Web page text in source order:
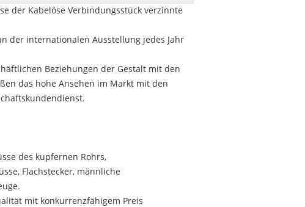
der Kabelöse Verbindungsstück verzinnte
der internationalen Ausstellung jedes Jahr
Beziehungen der Gestalt mit den
das hohe Ansehen im Markt mit den
des kupfernen Rohrs,
Flachstecker, männliche
mit konkurrenzfähigem Preis